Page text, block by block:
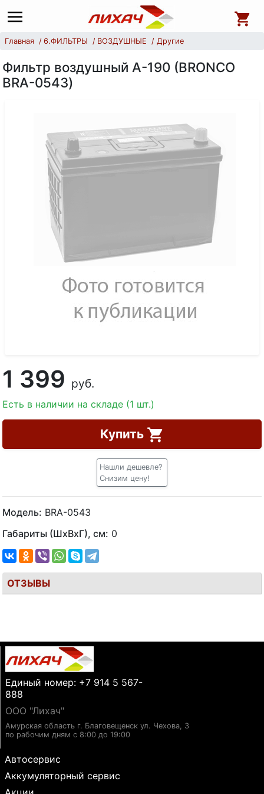
Главная 6.ФИЛЬТРЫ ВОЗДУШНЫЕ Другие
Фильтр воздушный А-190 (BRONCO
BRA-0543)
1 399 руб.
Есть в наличии на складе (1 шт.)
Купить
Нашли дешевле?
Снизим цену!
Модель: BRA-0543
Габариты (ШхВхГ), см: 0
ОТЗЫВЫ
Единый номер: +7 914 5 567-
888
ООО "Лихач"
Амурская область г. Благовещенск ул. Чехова, 3
по рабочим дням с 8:00 до 19:00
Автосервис
Аккумуляторный сервис